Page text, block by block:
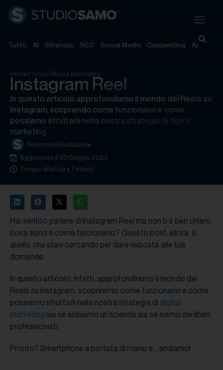
Tutto AI Strategy SEO Social Media Copywriting
Home/ Social Media Marketing
Instagram Reel
In questo articolo approfondiamo il mondo dei Reels su
Instagram, scoprendo come funzionano e come
possiamo sfruttarli nella nostra strategia di digital
marketing.
Scritto da Redazione
Aggiornato il 30 Giugno 2023
Tempo di lettura 7 minuti
Hai sentito parlare di Instagram Reel ma non ti è ben chiaro
cosa sono e come funzionano? Questo post, allora, è
quello che stavi cercando per dare risposta alle tue
domande.
In questo articolo, infatti, approfondiremo il mondo dei
Reels su Instagram, scopriremo come funzionano e come
possiamo sfruttarli nella nostra strategia di digital
marketing sia se abbiamo un’azienda sia se siamo dei liberi
professionisti.
Pronto? Smartphone a portata di mano e… andiamo!